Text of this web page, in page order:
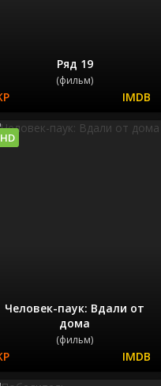
Ряд 19
(фильм)
Человек-паук: Вдали от
дома
(фильм)
HD